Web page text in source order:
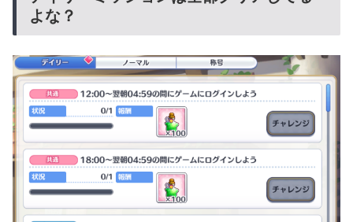
よな？